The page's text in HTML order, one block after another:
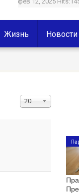
Жизнь Новости
Кол-
20